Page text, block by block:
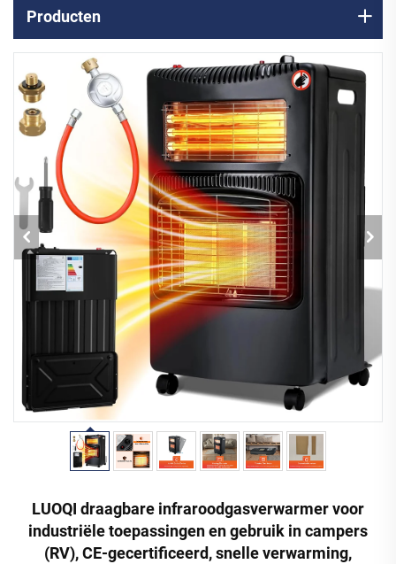
Producten
LUOQI draagbare infraroodgasverwarmer voor
industriële toepassingen en gebruik in campers
(RV), CE-gecertificeerd, snelle verwarming,